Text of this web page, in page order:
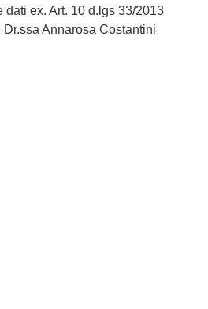
ex. Art. 10 d.lgs 33/2013
Annarosa Costantini